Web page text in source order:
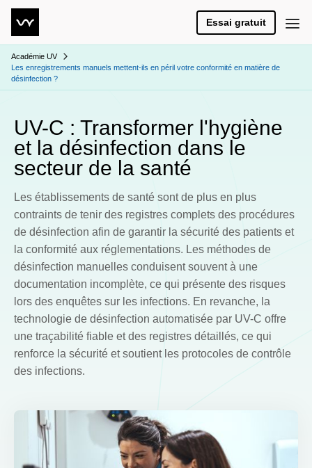
Essai gratuit
Académie UV
Les enregistrements manuels mettent-ils en péril votre conformité en matière de
désinfection ?
UV-C : Transformer l'hygiène
et la désinfection dans le
secteur de la santé
Les établissements de santé sont de plus en plus
contraints de tenir des registres complets des procédures
de désinfection afin de garantir la sécurité des patients et
la conformité aux réglementations. Les méthodes de
désinfection manuelles conduisent souvent à une
documentation incomplète, ce qui présente des risques
lors des enquêtes sur les infections. En revanche, la
technologie de désinfection automatisée par UV-C offre
une traçabilité fiable et des registres détaillés, ce qui
renforce la sécurité et soutient les protocoles de contrôle
des infections.